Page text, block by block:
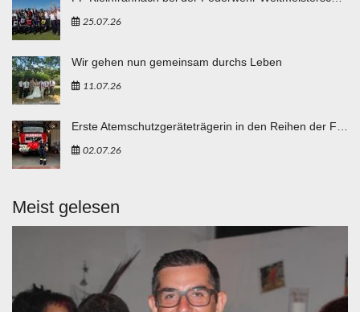
25.07.26
Wir gehen nun gemeinsam durchs Leben
11.07.26
02.07.26
Meist gelesen